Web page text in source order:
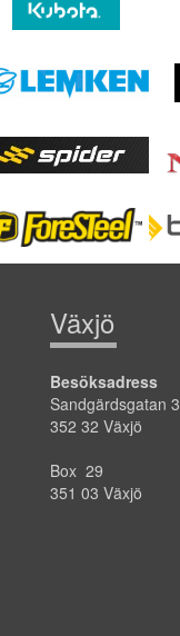
Växjö
Besöksadress
Sandgärdsgatan
352 32 Växjö
Box 29
351 03 Växjö